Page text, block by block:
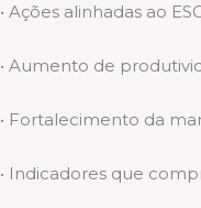
• Ações alinhadas ao
• Aumento de
• Fortalecimento da
• Indicadores que